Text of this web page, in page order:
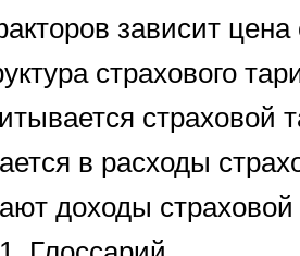
зависит цена
страхового
в расходы
доходы